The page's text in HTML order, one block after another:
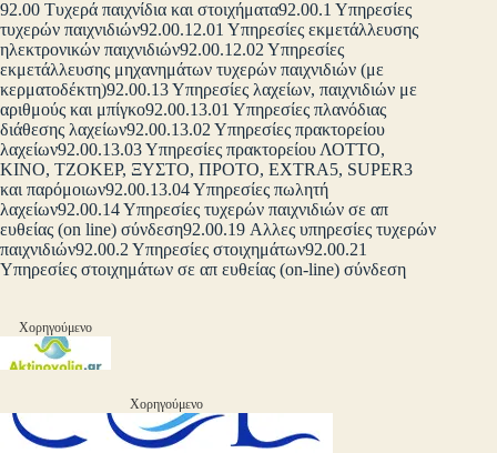
92.00 Τυχερά παιχνίδια και στοιχήματα92.00.1 Υπηρεσίες
τυχερών παιχνιδιών92.00.12.01 Υπηρεσίες εκμετάλλευσης
ηλεκτρονικών παιχνιδιών92.00.12.02 Υπηρεσίες
εκμετάλλευσης μηχανημάτων τυχερών παιχνιδιών (με
κερματοδέκτη)92.00.13 Υπηρεσίες λαχείων, παιχνιδιών με
αριθμούς και μπίγκο92.00.13.01 Υπηρεσίες πλανόδιας
διάθεσης λαχείων92.00.13.02 Υπηρεσίες πρακτορείου
λαχείων92.00.13.03 Υπηρεσίες πρακτορείου ΛΟΤΤΟ,
ΚΙΝΟ, ΤΖΟΚΕΡ, ΞΥΣΤΟ, ΠΡΟΤΟ, EXTRA5, SUPER3
και παρόμοιων92.00.13.04 Υπηρεσίες πωλητή
λαχείων92.00.14 Υπηρεσίες τυχερών παιχνιδιών σε απ
ευθείας (on line) σύνδεση92.00.19 Aλλες υπηρεσίες τυχερών
παιχνιδιών92.00.2 Υπηρεσίες στοιχημάτων92.00.21
Υπηρεσίες στοιχημάτων σε απ ευθείας (on-line) σύνδεση
Χορηγούμενο
Χορηγούμενο